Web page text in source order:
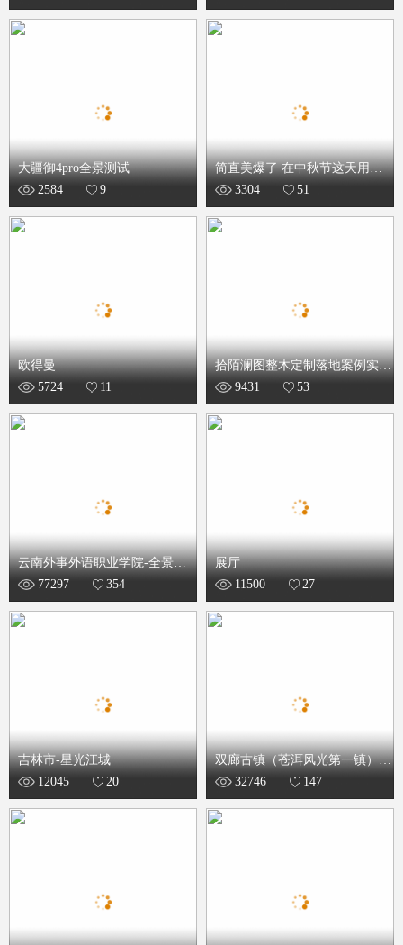
大疆御4pro全景测试
2584
9
简直美爆了 在中秋节这天用无
人机拍下了双彩虹
3304 51
欧得曼
5724
11
拾陌澜图整木定制落地案例实拍
之翠羽丹霞
9431 53
云南外事外语职业学院-全景漫
游 77297 354
展厅
11500
27
吉林市-星光江城
12045
20
双廊古镇（苍洱风光第一镇）-
全景漫游
32746 147